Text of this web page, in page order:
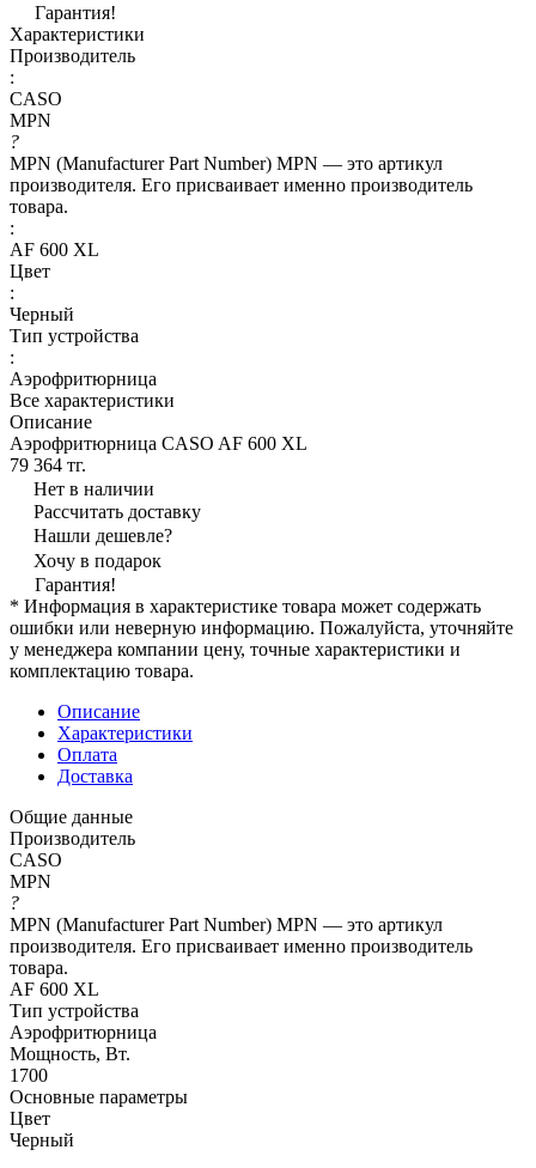
Гарантия!
Характеристики
Производитель
:
CASO
MPN
?
MPN (Manufacturer Part Number) MPN — это артикул
производителя. Его присваивает именно производитель
товара.
:
AF 600 XL
Цвет
:
Черный
Тип устройства
:
Аэрофритюрница
Все характеристики
Описание
Аэрофритюрница CASO AF 600 XL
79 364 тг.
Нет в наличии
Рассчитать доставку
Нашли дешевле?
Хочу в подарок
Гарантия!
* Информация в характеристике товара может содержать
ошибки или неверную информацию. Пожалуйста, уточняйте
у менеджера компании цену, точные характеристики и
комплектацию товара.
Описание
Характеристики
Оплата
Доставка
Общие данные
Производитель
CASO
MPN
?
MPN (Manufacturer Part Number) MPN — это артикул
производителя. Его присваивает именно производитель
товара.
AF 600 XL
Тип устройства
Аэрофритюрница
Мощность, Вт.
1700
Основные параметры
Цвет
Черный